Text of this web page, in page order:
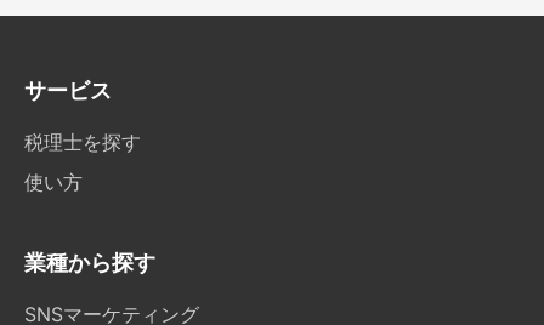
サービス
税理士を探す
使い方
業種から探す
SNSマーケティング